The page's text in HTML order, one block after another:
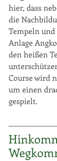
hier, dass
die
Tempeln
Anlage
den heißen
Course wird
um einen
gespielt.